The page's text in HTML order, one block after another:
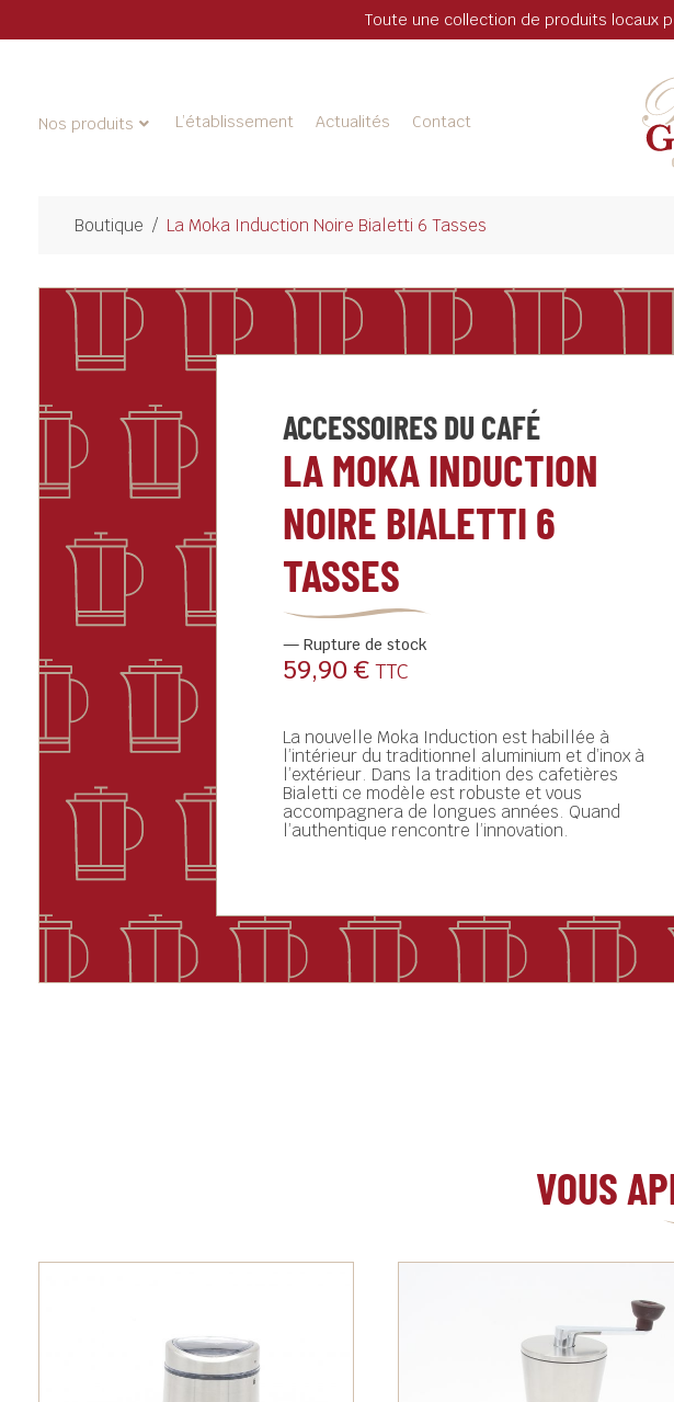
Toute une collection de produits locaux
Nos produits L’établissement Actualités Contact
Boutique / La Moka Induction Noire Bialetti 6 Tasses
ACCESSOIRES DU CAFÉ
LA MOKA INDUCTION
NOIRE BIALETTI 6
TASSES
Rupture de stock
59,90 € TTC
La nouvelle Moka Induction est habillée à
l’intérieur du traditionnel aluminium et d’inox à
l’extérieur. Dans la tradition des cafetières
Bialetti ce modèle est robuste et vous
accompagnera de longues années. Quand
l’authentique rencontre l’innovation.
VOUS